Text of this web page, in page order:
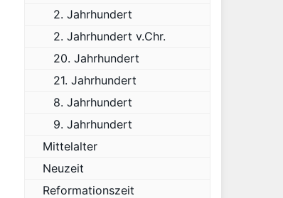
2. Jahrhundert
2. Jahrhundert v.Chr.
20. Jahrhundert
21. Jahrhundert
8. Jahrhundert
9. Jahrhundert
Mittelalter
Neuzeit
Reformationszeit